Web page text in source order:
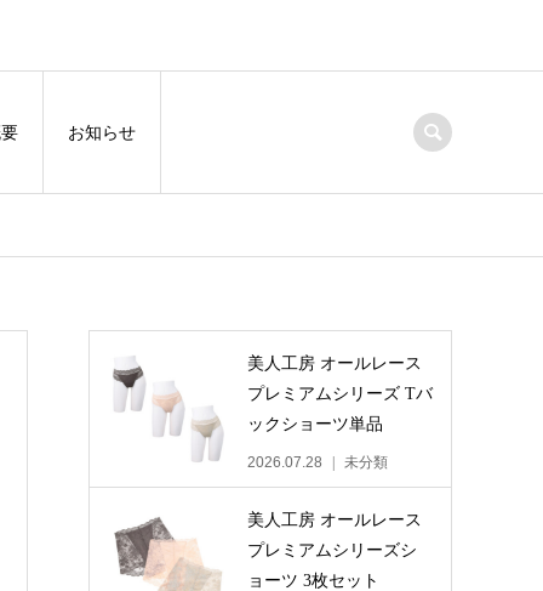
お知らせ
美人工房 オールレース
プレミアムシリーズ Tバ
ックショーツ単品
2026.07.28 未分類
美人工房 オールレース
プレミアムシリーズシ
ョーツ 3枚セット